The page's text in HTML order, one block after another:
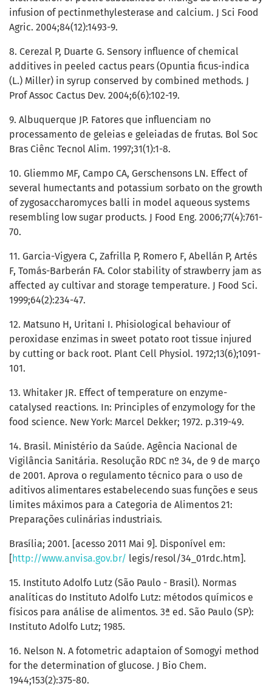
infusion of pectinmethylesterase and calcium. J Sci Food
Agric. 2004;84(12):1493-9.
8. Cerezal P, Duarte G. Sensory influence of chemical
additives in peeled cactus pears (Opuntia ficus-indica
(L.) Miller) in syrup conserved by combined methods. J
Prof Assoc Cactus Dev. 2004;6(6):102-19.
9. Albuquerque JP. Fatores que influenciam no
processamento de geleias e geleiadas de frutas. Bol Soc
Bras Ciênc Tecnol Alim. 1997;31(1):1-8.
10. Gliemmo MF, Campo CA, Gerschensons LN. Effect of
several humectants and potassium sorbato on the growth
of zygosaccharomyces balli in model aqueous systems
resembling low sugar products. J Food Eng. 2006;77(4):761-
70.
11. Garcia-Vigyera C, Zafrilla P, Romero F, Abellán P, Artés
F, Tomás-Barberán FA. Color stability of strawberry jam as
affected ay cultivar and storage temperature. J Food Sci.
1999;64(2):234-47.
12. Matsuno H, Uritani I. Phisiological behaviour of
peroxidase enzimas in sweet potato root tissue injured
by cutting or back root. Plant Cell Physiol. 1972;13(6);1091-
101.
13. Whitaker JR. Effect of temperature on enzyme-
catalysed reactions. In: Principles of enzymology for the
food science. New York: Marcel Dekker; 1972. p.319-49.
14. Brasil. Ministério da Saúde. Agência Nacional de
Vigilância Sanitária. Resolução RDC nº 34, de 9 de março
de 2001. Aprova o regulamento técnico para o uso de
aditivos alimentares estabelecendo suas funções e seus
limites máximos para a Categoria de Alimentos 21:
Preparações culinárias industriais.
Brasília; 2001. [acesso 2011 Mai 9]. Disponível em:
[ http://www.anvisa.gov.br/ legis/resol/34_01rdc.htm].
15. Instituto Adolfo Lutz (São Paulo - Brasil). Normas
analíticas do Instituto Adolfo Lutz: métodos químicos e
físicos para análise de alimentos. 3ª ed. São Paulo (SP):
Instituto Adolfo Lutz; 1985.
16. Nelson N. A fotometric adaptaion of Somogyi method
for the determination of glucose. J Bio Chem.
1944;153(2):375-80.